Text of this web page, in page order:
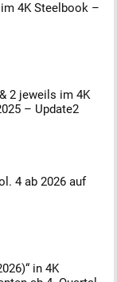
4K Steelbook –
2 jeweils im 4K
– Update2
4 ab 2026 auf
in 4K